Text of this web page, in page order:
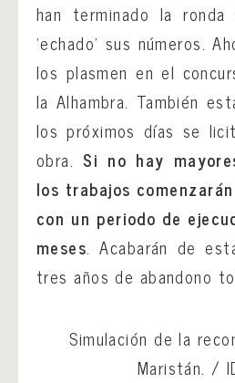
han terminado la
‘echado’ sus números.
los plasmen en el
la Alhambra. También
los próximos días se
obra.Si no hay
los trabajos
con un periodo de
meses. Acabarán de
tres años de abandono
Simulación de la
Maristán. /